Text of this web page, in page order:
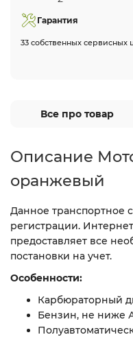
Гарантия
33 собственных сервисных
Все про товар
Описание
оранжевый
Данное транспортное
регистрации.
предоставляет все
постановки на учет.
Особенности:
Карбюраторный
Бензин, не ниже